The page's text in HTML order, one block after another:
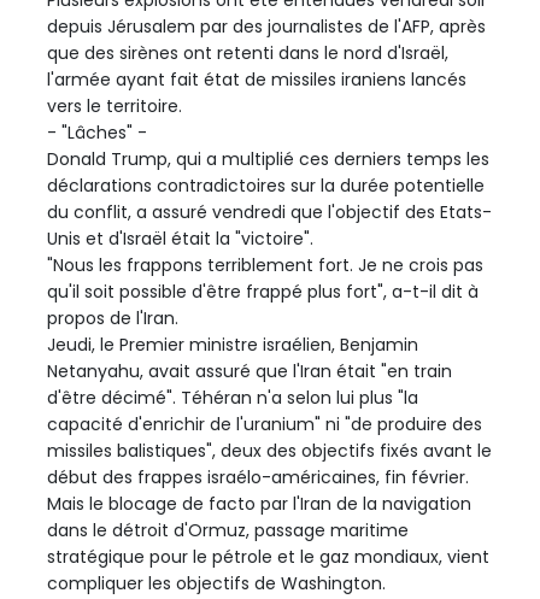
depuis Jérusalem par des journalistes de l'AFP, après
que des sirènes ont retenti dans le nord d'Israël,
l'armée ayant fait état de missiles iraniens lancés
vers le territoire.
- "Lâches" -
Donald Trump, qui a multiplié ces derniers temps les
déclarations contradictoires sur la durée potentielle
du conflit, a assuré vendredi que l'objectif des Etats-
Unis et d'Israël était la "victoire".
"Nous les frappons terriblement fort. Je ne crois pas
qu'il soit possible d'être frappé plus fort", a-t-il dit à
propos de l'Iran.
Jeudi, le Premier ministre israélien, Benjamin
Netanyahu, avait assuré que l'Iran était "en train
d'être décimé". Téhéran n'a selon lui plus "la
capacité d'enrichir de l'uranium" ni "de produire des
missiles balistiques", deux des objectifs fixés avant le
début des frappes israélo-américaines, fin février.
Mais le blocage de facto par l'Iran de la navigation
dans le détroit d'Ormuz, passage maritime
stratégique pour le pétrole et le gaz mondiaux, vient
compliquer les objectifs de Washington.